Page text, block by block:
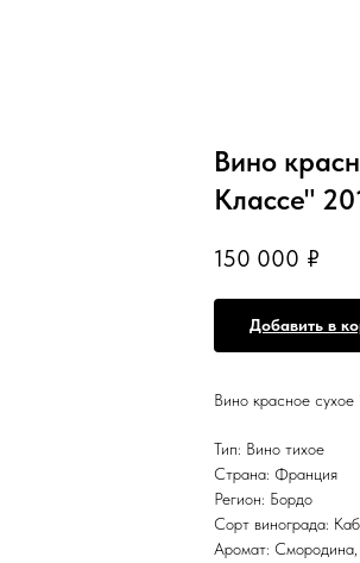
Вино
Классе"
150 000 ₽
Добавить в
Вино красное
Тип: Вино тихое
Страна: Франция
Регион: Бордо
Сорт винограда:
Аромат: Смородина,